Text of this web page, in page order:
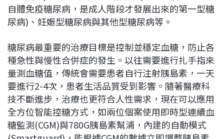
自體免疫糖尿病，是成人階段才發展出來的第一型糖
尿病)、妊娠型糖尿病與其他型糖尿病等。
糖尿病最重要的治療目標是控制並穩定血糖，防止各
種急性與慢性合併症的發生。以往需要進行扎手指來
量測血糖值，傳統會需要患者自行注射胰島素，一天
要進行2-4次，患者生活品質受到影響。隨著醫療科
技不斷進步，治療也更符合人性需求，現在可以應用
全方位智能控糖方式，如兩位個案使用即時型連續血
糖監測(CGM)與780G胰島素幫浦，內建的自動模式